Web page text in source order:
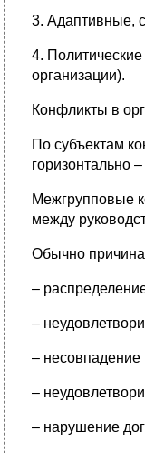
3. Адаптивные,
4.
организации).
Конфликты в
По субъектам
горизонтально
Межгрупповые
между
Обычно
–
–
– несовпадение
–
– нарушение